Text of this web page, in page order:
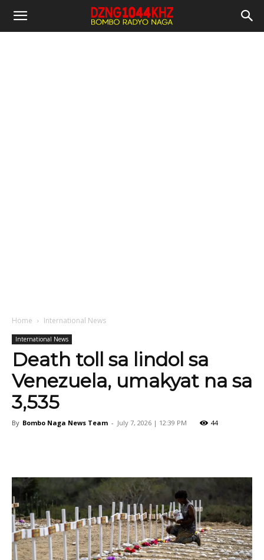
Home International News
International News
Death toll sa lindol sa
Venezuela, umakyat na sa
3,535
By Bombo Naga News Team - July 7, 2026 | 12:39 PM 44